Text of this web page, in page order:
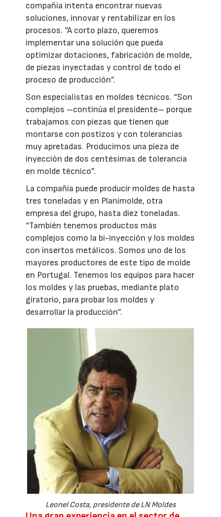
compañía intenta encontrar nuevas
soluciones, innovar y rentabilizar en los
procesos. “A corto plazo, queremos
implementar una solución que pueda
optimizar dotaciones, fabricación de molde,
de piezas inyectadas y control de todo el
proceso de producción”.
Son especialistas en moldes técnicos. “Son
complejos –continúa el presidente– porque
trabajamos con piezas que tienen que
montarse con postizos y con tolerancias
muy apretadas. Producimos una pieza de
inyección de dos centésimas de tolerancia
en molde técnico”.
La compañía puede producir moldes de hasta
tres toneladas y en Planimolde, otra
empresa del grupo, hasta diez toneladas.
“También tenemos productos más
complejos como la bi-inyección y los moldes
con insertos metálicos. Somos uno de los
mayores productores de este tipo de molde
en Portugal. Tenemos los equipos para hacer
los moldes y las pruebas, mediante plato
giratorio, para probar los moldes y
desarrollar la producción”.
Leonel Costa, presidente de LN Moldes